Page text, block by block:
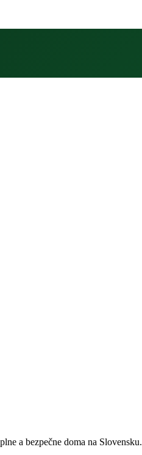
a bezpečne doma na Slovensku.